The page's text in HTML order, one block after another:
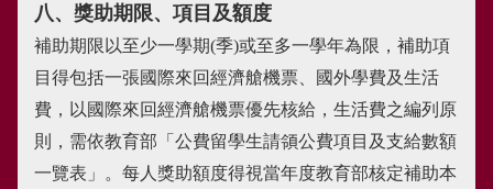
八、獎助期限、項目及額度
補助期限以至少一學期(季)或至多一學年為限，補助項
目得包括一張國際來回經濟艙機票、國外學費及生活
費，以國際來回經濟艙機票優先核給，生活費之編列原
則，需依教育部「公費留學生請領公費項目及支給數額
一覽表」。每人獎助額度得視當年度教育部核定補助本